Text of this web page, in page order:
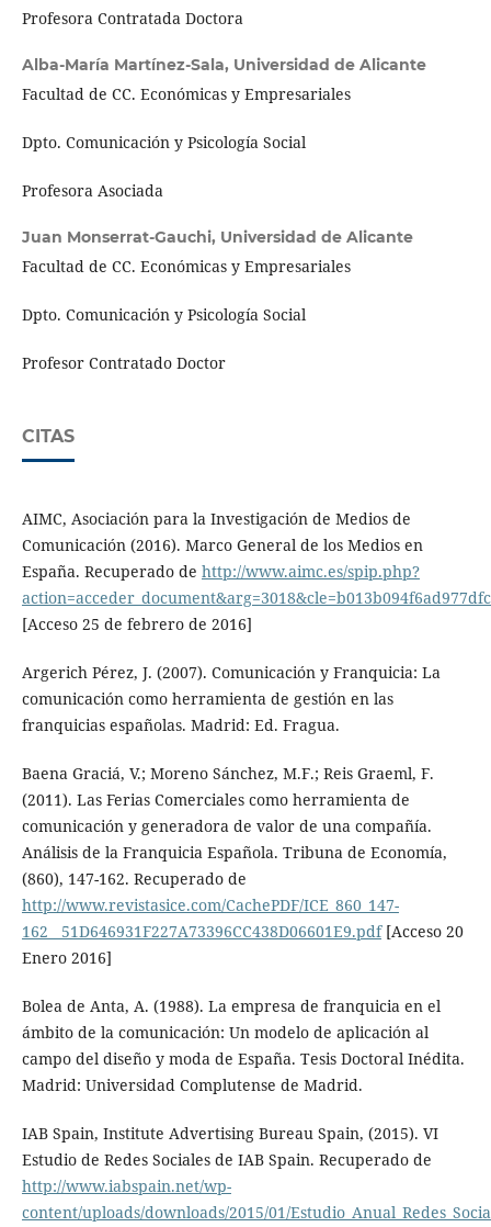
Profesora Contratada Doctora
Alba-María Martínez-Sala, Universidad de Alicante
Facultad de CC. Económicas y Empresariales
Dpto. Comunicación y Psicología Social
Profesora Asociada
Juan Monserrat-Gauchi, Universidad de Alicante
Facultad de CC. Económicas y Empresariales
Dpto. Comunicación y Psicología Social
Profesor Contratado Doctor
CITAS
AIMC, Asociación para la Investigación de Medios de
Comunicación (2016). Marco General de los Medios en
España. Recuperado de http://www.aimc.es/spip.php?
[Acceso 25 de febrero de 2016]
Argerich Pérez, J. (2007). Comunicación y Franquicia: La
comunicación como herramienta de gestión en las
franquicias españolas. Madrid: Ed. Fragua.
Baena Graciá, V.; Moreno Sánchez, M.F.; Reis Graeml, F.
(2011). Las Ferias Comerciales como herramienta de
comunicación y generadora de valor de una compañía.
Análisis de la Franquicia Española. Tribuna de Economía,
(860), 147-162. Recuperado de
http://www.revistasice.com/CachePDF/ICE_860_147-
162__51D646931F227A73396CC438D06601E9.pdf[Acceso 20
Enero 2016]
Bolea de Anta, A. (1988). La empresa de franquicia en el
ámbito de la comunicación: Un modelo de aplicación al
campo del diseño y moda de España. Tesis Doctoral Inédita.
Madrid: Universidad Complutense de Madrid.
IAB Spain, Institute Advertising Bureau Spain, (2015). VI
Estudio de Redes Sociales de IAB Spain. Recuperado de
http://www.iabspain.net/wp-
content/uploads/downloads/2015/01/